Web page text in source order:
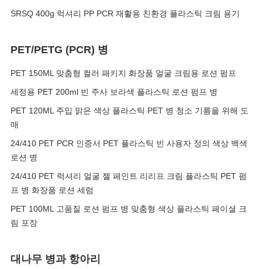
SRSQ 400g 럭셔리 PP PCR 재활용 친환경 플라스틱 크림 용기
PET/PETG (PCR) 병
PET 150ML 맞춤형 컬러 패키지 화장품 얼굴 크림용 로션 펌프
세정용 PET 200ml 빈 주사 보라색 플라스틱 로션 펌프 병
PET 120ML 주입 맑은 색상 플라스틱 PET 병 청소 기름을 위해 도
매
24/410 PET PCR 인증서 PET 플라스틱 빈 사용자 정의 색상 백색
로션 병
24/410 PET 럭셔리 얼굴 젤 페인트 리리프 크림 플라스틱 PET 펌
프 병 화장품 로션 세럼
PET 100ML 고품질 로션 펌프 병 맞춤형 색상 플라스틱 페이셜 크
림 포장
대나무 병과 항아리